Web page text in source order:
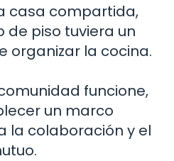
casa compartida,
piso tuviera un
organizar la cocina.
funcione,
un marco
la colaboración y el